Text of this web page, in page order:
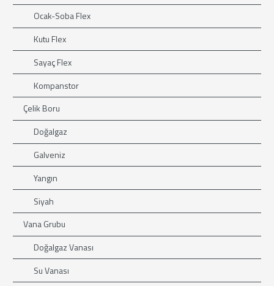
Ocak-Soba Flex
Kutu Flex
Sayaç Flex
Kompanstor
Çelik Boru
Doğalgaz
Galveniz
Yangın
Siyah
Vana Grubu
Doğalgaz Vanası
Su Vanası